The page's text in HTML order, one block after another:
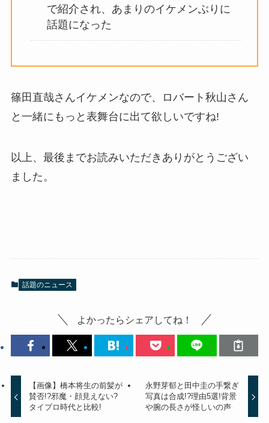
で紹介され、あまりのイケメンぶりに
話題になった
篠田直哉さんイケメンなので、ロバート秋山さん
と一緒にもっと表舞台に出て欲しいですね!
以上、最後までお読みいただきありがとうござい
ました。
話題のニュース
よかったらシェアしてね！
【画像】橋本将生の前髪が
賛否!?邪魔・顔見えない?
タイプロ時代と比較!
永野芽郁と田中圭の手繋ぎ
写真は合成!?理由5選!背景
や腕の長さが怪しいの声